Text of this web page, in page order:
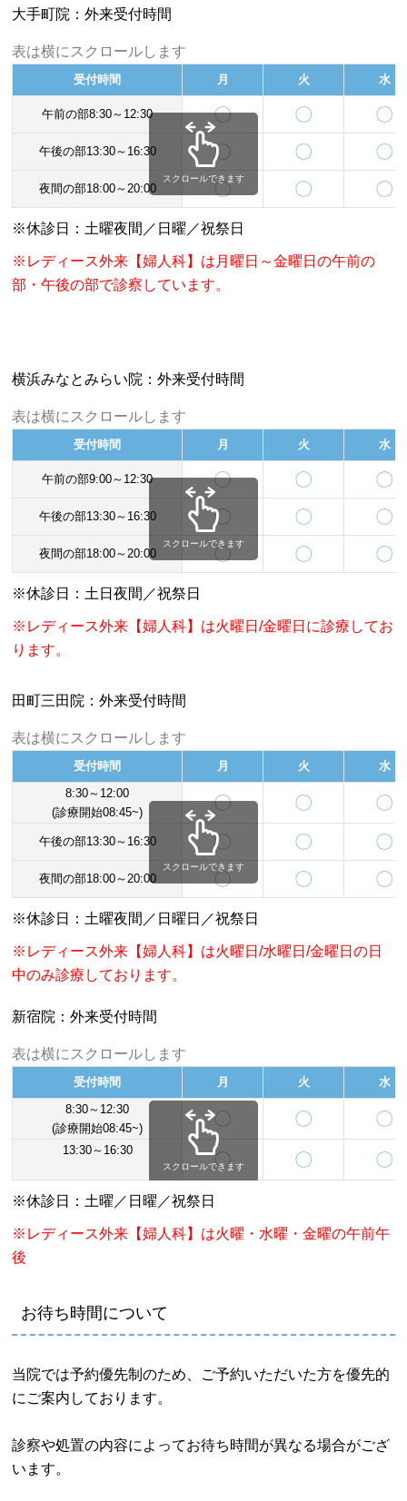
大手町院：外来受付時間
表は横にスクロールします
受付時間 月 火 水
午前の部8:30～12:30 〇 〇 〇
午後の部13:30～16:30 〇 〇 〇
夜間の部18:00～20:00 〇 〇 〇
スクロールできます
※休診日：土曜夜間／日曜／祝祭日
※レディース外来【婦人科】は月曜日～金曜日の午前の
部・午後の部で診察しています。
横浜みなとみらい院：外来受付時間
表は横にスクロールします
受付時間 月 火 水
午前の部9:00～12:30 〇 〇 〇
午後の部13:30～16:30 〇 〇 〇
夜間の部18:00～20:00 〇 〇 〇
スクロールできます
※休診日：土日夜間／祝祭日
※レディース外来【婦人科】は火曜日/金曜日に診療してお
ります。
田町三田院：外来受付時間
表は横にスクロールします
受付時間 月 火
水
8:30～12:00
(診療開始08:45~)
〇 〇 〇
午後の部13:30～16:30 〇 〇 〇
夜間の部18:00～20:00 〇 〇 〇
スクロールできます
※休診日：土曜夜間／日曜日／祝祭日
※レディース外来【婦人科】は火曜日/水曜日/金曜日の日
中のみ診療しております。
新宿院：外来受付時間
表は横にスクロールします
受付時間 月 火
水
8:30～12:30
(診療開始08:45~)
〇 〇 〇
13:30～16:30 〇 〇 〇
スクロールできます
※休診日：土曜／日曜／祝祭日
※レディース外来【婦人科】は火曜・水曜・金曜の午前午
後
お待ち時間について
当院では予約優先制のため、ご予約いただいた方を優先的
にご案内しております。
診察や処置の内容によってお待ち時間が異なる場合がござ
います。